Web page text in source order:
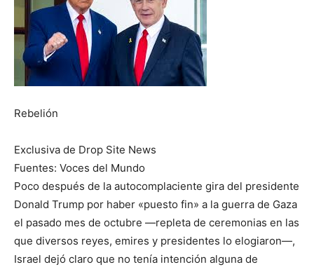
Rebelión
Exclusiva de Drop Site News
Fuentes: Voces del Mundo
Poco después de la autocomplaciente gira del presidente
Donald Trump por haber «puesto fin» a la guerra de Gaza
el pasado mes de octubre —repleta de ceremonias en las
que diversos reyes, emires y presidentes lo elogiaron—,
Israel dejó claro que no tenía intención alguna de